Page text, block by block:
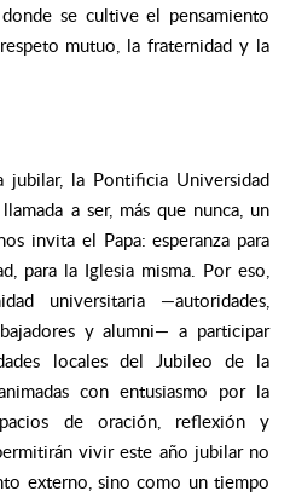
se cultive el pensamiento
mutuo, la fraternidad y la
jubilar, la Pontificia Universidad
a ser, más que nunca, un
invita el Papa: esperanza para
para la Iglesia misma. Por eso,
universitaria —autoridades,
y alumni— a participar
locales del Jubileo de la
con entusiasmo por la
de oración, reflexión y
vivir este año jubilar no
externo, sino como un tiempo